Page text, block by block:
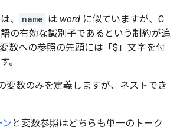
、 name は word に似ていますが、C
の有効な識別子であるという制約が追
数への参照の先頭には「$」文字を付
。
変数のみを定義しますが、ネストでき
ン と変数参照はどちらも単一のトーク